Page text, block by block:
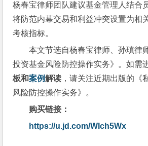
杨春宝律师团队建议基金管理人结合
将防范内幕交易和利益冲突设置为相
考核指标。
本文节选自杨春宝律师、孙瑱律
投资基金风险防控操作实务》。如需
板和案例解读 ，请关注近期出版的《
风险防控操作实务》。
购买链接：
https://u.jd.com/WIch5Wx